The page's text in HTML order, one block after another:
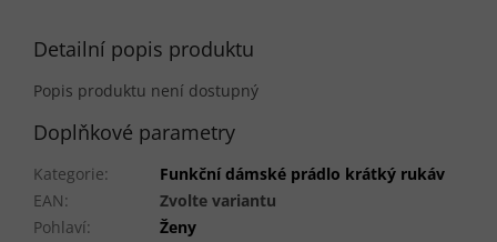
Detailní popis produktu
Popis produktu není dostupný
Doplňkové parametry
Kategorie:
Funkční dámské prádlo krátký rukáv
EAN:
Zvolte variantu
Pohlaví:
Ženy